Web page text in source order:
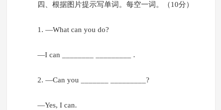
四、根据图片提示写单词。每空一词。（10分）
1. —What can you do?
—I can ________ _________ .
2. —Can you _______ _________?
—Yes, I can.